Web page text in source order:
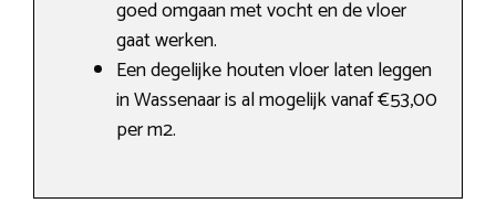
goed omgaan met vocht en de vloer
gaat werken.
Een degelijke houten vloer laten leggen
in Wassenaar is al mogelijk vanaf €53,00
per m2.